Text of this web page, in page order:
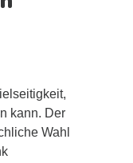
kann. Der
Wahl